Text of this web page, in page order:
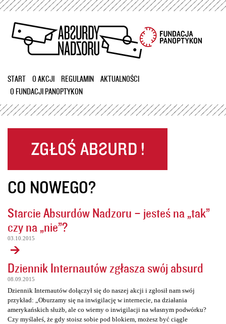
Przejdź
treści
START O AKCJI REGULAMIN
AKTUALNOŚCI
O FUNDACJI PANOPTYKON
CO NOWEGO?
Starcie Absurdów Nadzoru – jesteś na „tak”
czy na „nie”?
03.10.2015
Dziennik Internautów zgłasza swój absurd
08.09.2015
Dziennik Internautów dołączył się do naszej akcji i zgłosił nam swój
przykład: „Oburzamy się na inwigilację w internecie, na działania
amerykańskich służb, ale co wiemy o inwigilacji na własnym podwórku?
Czy myślałeś, że gdy stoisz sobie pod blokiem, możesz być ciągle